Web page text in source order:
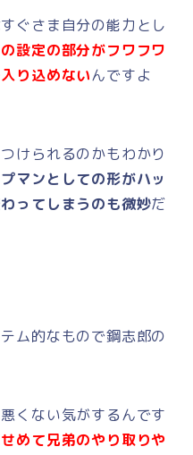
ぐさま自分の能力とし
設定の部分がフワフワ
り込めないんですよ
けられるのかもわかり
マンとしての形がハッ
ってしまうのも微妙だ
ム的なもので鋼志郎の
くない気がするんです
めて兄弟のやり取りや